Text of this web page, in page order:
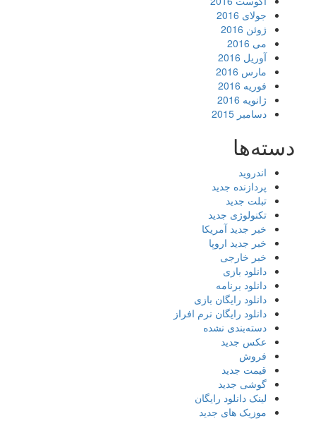
جولای 2016
ژوئن 2016
می 2016
آوریل 2016
مارس 2016
فوریه 2016
ژانویه 2016
دسامبر 2015
دسته‌ها
اندروید
پردازنده جدید
تبلت جدید
تکنولوژی جدید
خبر جدید آمریکا
خبر جدید اروپا
خبر خارجی
دانلود بازی
دانلود برنامه
دانلود رایگان بازی
دانلود رایگان نرم افراز
دسته‌بندی نشده
عکس جدید
فروش
قیمت جدید
گوشی جدید
لینک دانلود رایگان
موزیک های جدید